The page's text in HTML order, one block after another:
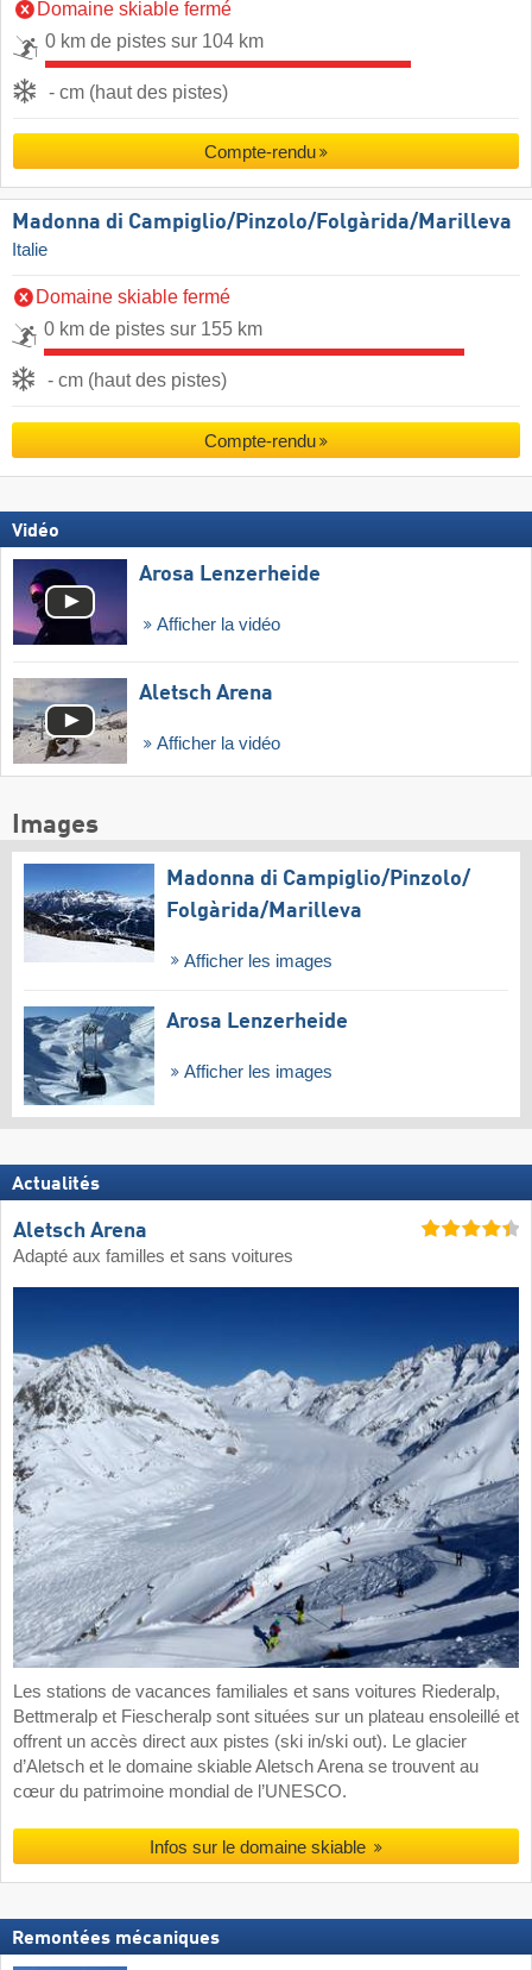
Domaine skiable fermé
0 km de pistes sur 104 km
- cm (haut des pistes)
Compte-rendu
Madonna di Campiglio/​Pinzolo/​Folgàrida/​Marilleva
Italie
Domaine skiable fermé
0 km de pistes sur 155 km
- cm (haut des pistes)
Compte-rendu
Vidéo
Arosa Lenzerheide
Afficher la vidéo
Aletsch Arena
Afficher la vidéo
Images
Madonna di Campiglio/​Pinzolo/​
Folgàrida/​Marilleva
Afficher les images
Arosa Lenzerheide
Afficher les images
Actualités
Aletsch Arena
Adapté aux familles et sans voitures
Les stations de vacances familiales et sans voitures Riederalp,
Bettmeralp et Fiescheralp sont situées sur un plateau ensoleillé et
offrent un accès direct aux pistes (ski in/ski out). Le glacier
d’Aletsch et le domaine skiable Aletsch Arena se trouvent au
cœur du patrimoine mondial de l’UNESCO.
Infos sur le domaine skiable
Remontées mécaniques